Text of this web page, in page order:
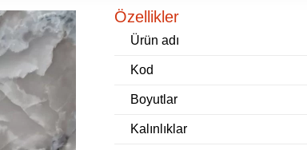
Özellikler
Ürün adı
Kod
Boyutlar
Kalınlıklar